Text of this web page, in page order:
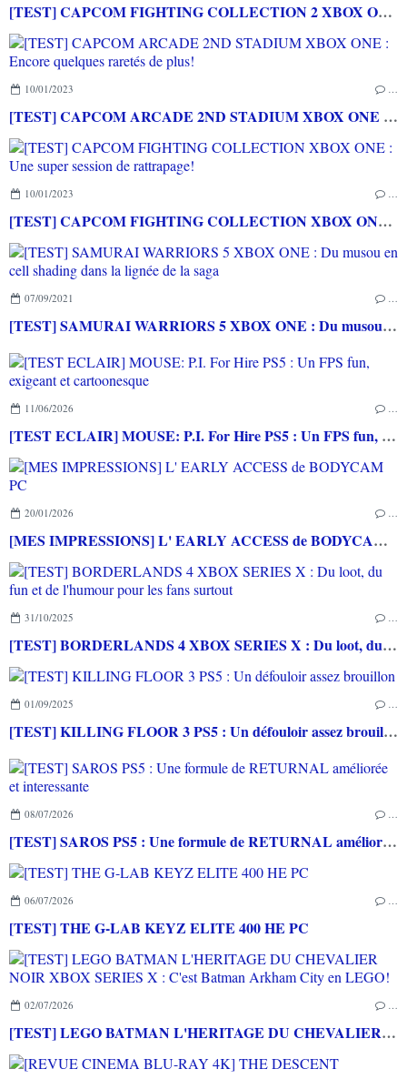
[TEST] CAPCOM FIGHTING COLLECTION 2 XBOX ONE : une compilation surtout pour les fans de baston!
10/01/2023 …
[TEST] CAPCOM ARCADE 2ND STADIUM XBOX ONE : Encore quelques raretés de plus!
10/01/2023 …
[TEST] CAPCOM FIGHTING COLLECTION XBOX ONE : Une super session de rattrapage!
07/09/2021 …
[TEST] SAMURAI WARRIORS 5 XBOX ONE : Du musou en cell shading dans la lignée de la saga
11/06/2026 …
[TEST ECLAIR] MOUSE: P.I. For Hire PS5 : Un FPS fun, exigeant et cartoonesque
20/01/2026 …
[MES IMPRESSIONS] L' EARLY ACCESS de BODYCAM PC
31/10/2025 …
[TEST] BORDERLANDS 4 XBOX SERIES X : Du loot, du fun et de l'humour pour les fans surtout
01/09/2025 …
[TEST] KILLING FLOOR 3 PS5 : Un défouloir assez brouillon
08/07/2026 …
[TEST] SAROS PS5 : Une formule de RETURNAL améliorée et interessante
06/07/2026 …
[TEST] THE G-LAB KEYZ ELITE 400 HE PC
02/07/2026 …
[TEST] LEGO BATMAN L'HERITAGE DU CHEVALIER NOIR XBOX SERIES X : C'est Batman Arkham City en LEGO!